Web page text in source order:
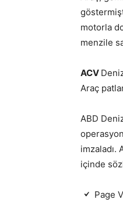
motorla
menzile
ACV
Araç
ABD
imzaladı.
içinde
Page